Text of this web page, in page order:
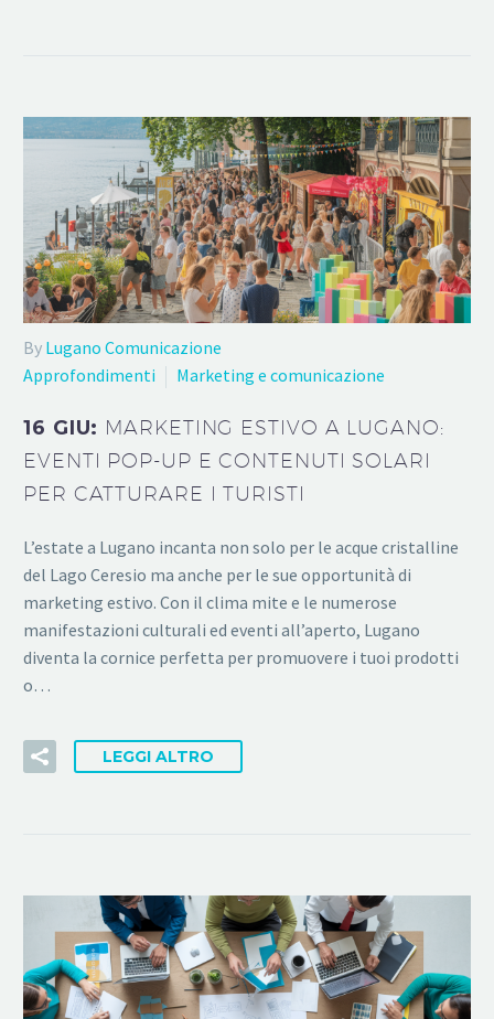
By Lugano Comunicazione
Approfondimenti
Marketing e comunicazione
16 GIU: MARKETING ESTIVO A LUGANO:
EVENTI POP-UP E CONTENUTI SOLARI
PER CATTURARE I TURISTI
L’estate a Lugano incanta non solo per le acque cristalline
del Lago Ceresio ma anche per le sue opportunità di
marketing estivo. Con il clima mite e le numerose
manifestazioni culturali ed eventi all’aperto, Lugano
diventa la cornice perfetta per promuovere i tuoi prodotti
o…
LEGGI ALTRO